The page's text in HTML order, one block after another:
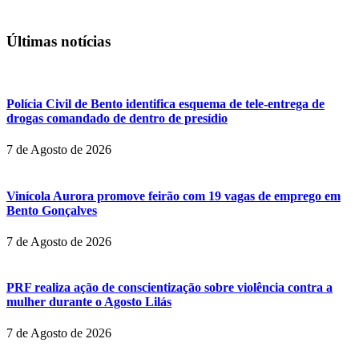
Últimas notícias
Polícia Civil de Bento identifica esquema de tele-entrega de
drogas comandado de dentro de presídio
7 de Agosto de 2026
Vinícola Aurora promove feirão com 19 vagas de emprego em
Bento Gonçalves
7 de Agosto de 2026
PRF realiza ação de conscientização sobre violência contra a
mulher durante o Agosto Lilás
7 de Agosto de 2026